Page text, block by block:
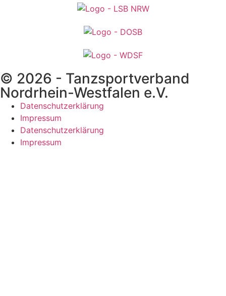
© 2026 - Tanzsportverband
Nordrhein-Westfalen e.V.
Datenschutzerklärung
Impressum
Datenschutzerklärung
Impressum